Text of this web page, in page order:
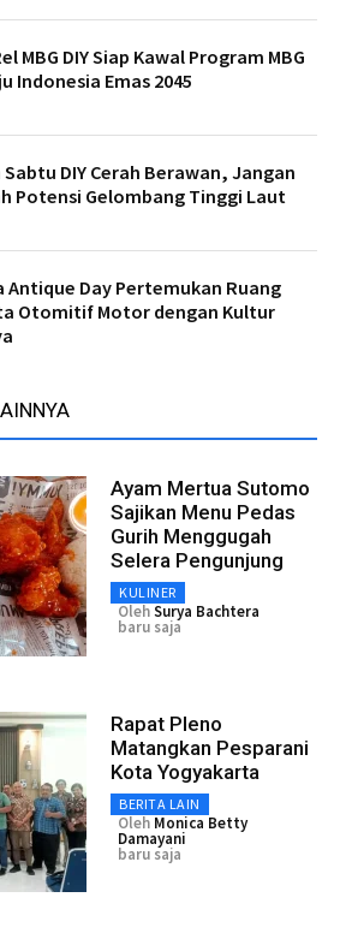
MBG DIY Siap Kawal Program MBG
Indonesia Emas 2045
Sabtu DIY Cerah Berawan, Jangan
Potensi Gelombang Tinggi Laut
Antique Day Pertemukan Ruang
Otomitif Motor dengan Kultur
Ayam Mertua Sutomo
Sajikan Menu Pedas
Gurih Menggugah
Selera Pengunjung
KULINER
OlehSurya Bachtera
baru saja
Rapat Pleno
Matangkan Pesparani
Kota Yogyakarta
BERITA LAIN
Oleh Monica Betty
Damayani
baru saja